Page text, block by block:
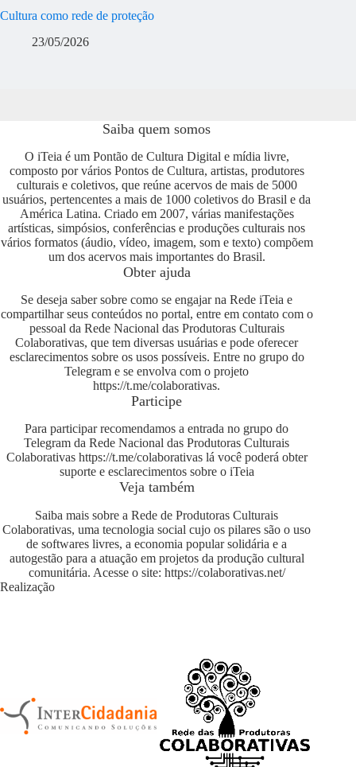
Cultura como rede de proteção
23/05/2026
Saiba quem somos
O iTeia é um Pontão de Cultura Digital e mídia livre,
composto por vários Pontos de Cultura, artistas, produtores
culturais e coletivos, que reúne acervos de mais de 5000
usuários, pertencentes a mais de 1000 coletivos do Brasil e da
América Latina. Criado em 2007, várias manifestações
artísticas, simpósios, conferências e produções culturais nos
vários formatos (áudio, vídeo, imagem, som e texto) compõem
um dos acervos mais importantes do Brasil.
Obter ajuda
Se deseja saber sobre como se engajar na Rede iTeia e
compartilhar seus conteúdos no portal, entre em contato com o
pessoal da Rede Nacional das Produtoras Culturais
Colaborativas, que tem diversas usuárias e pode oferecer
esclarecimentos sobre os usos possíveis. Entre no grupo do
Telegram e se envolva com o projeto
https://t.me/colaborativas.
Participe
Para participar recomendamos a entrada no grupo do
Telegram da Rede Nacional das Produtoras Culturais
Colaborativas https://t.me/colaborativaslá você poderá obter
suporte e esclarecimentos sobre o iTeia
Veja também
Saiba mais sobre a Rede de Produtoras Culturais
Colaborativas, uma tecnologia social cujo os pilares são o uso
de softwares livres, a economia popular solidária e a
autogestão para a atuação em projetos da produção cultural
comunitária. Acesse o site: https://colaborativas.net/
Realização